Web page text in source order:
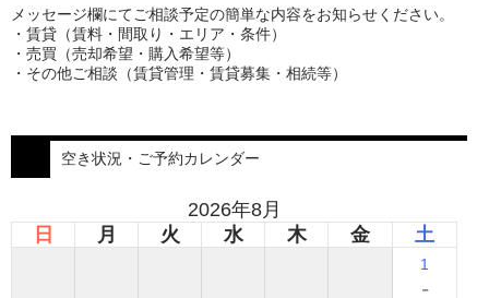
メッセージ欄にてご相談予定の簡単な内容をお知らせください。
・賃貸（賃料・間取り・エリア・条件）
・売買（売却希望・購入希望等）
・その他ご相談（賃貸管理・賃貸募集・相続等）
空き状況・ご予約カレンダー
2026年8月
日
月 火 水 木 金 土
1
-